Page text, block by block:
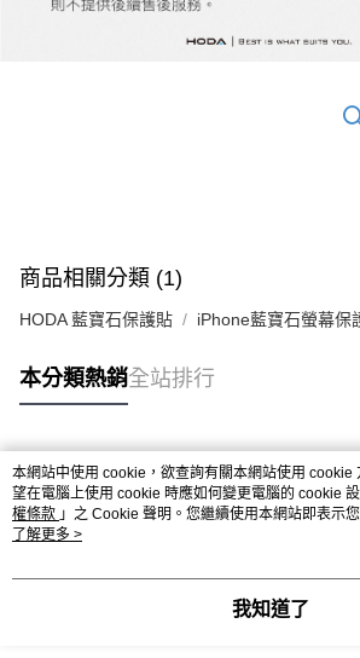
商品相關分類 (1)
HODA 藍寶石保護貼 iPhone藍寶石螢幕保
本分類熱銷全站排行
熱門標籤
本網站中使用 cookie，欲查詢有關本網站使用 cookie
望在電腦上使用 cookie 時應如何變更電腦的 cookie
權條款 」之 Cookie 聲明。您繼續使用本網站即表示
用條款之 Cookie 聲明使用 cookie。
了解更多 >
我知道了